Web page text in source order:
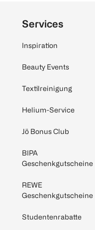
Services
Inspiration
Beauty Events
Textilreinigung
Helium-Service
Jö Bonus Club
BIPA
Geschenkgutscheine
REWE
Geschenkgutscheine
Studentenrabatte